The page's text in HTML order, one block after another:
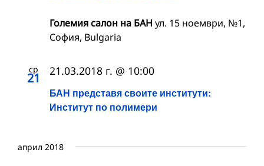
Големия салон на БАН ул. 15 ноември, №1,
София, Bulgaria
ср
21
БАН представя своите институти:
Институт по полимери
21.03.2018 г. @ 10:00
април 2018